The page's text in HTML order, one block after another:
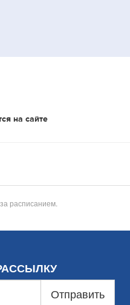
на сайте
расписанием.
Отправить